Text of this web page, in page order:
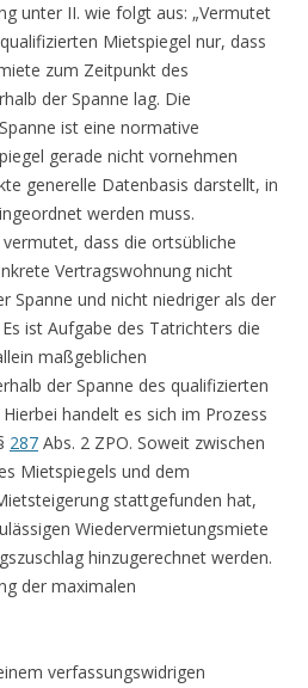
unter II. wie folgt aus: „Vermutet
Mietspiegel nur, dass
zum Zeitpunkt des
der Spanne lag. Die
ist eine normative
gerade nicht vornehmen
generelle Datenbasis darstellt, in
werden muss.
dass die ortsübliche
Vertragswohnung nicht
Spanne und nicht niedriger als der
ist Aufgabe des Tatrichters die
maßgeblichen
der Spanne des qualifizierten
handelt es sich im Prozess
287 Abs. 2 ZPO. Soweit zwischen
Mietspiegels und dem
stattgefunden hat,
Wiedervermietungsmiete
hinzugerechnet werden.
der maximalen
verfassungswidrigen